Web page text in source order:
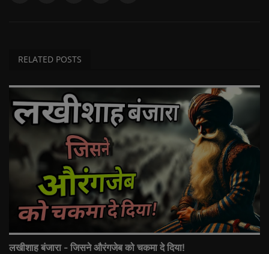
RELATED POSTS
लखीशाह बंजारा - जिसने औरंगजेब को चकमा दे दिया!